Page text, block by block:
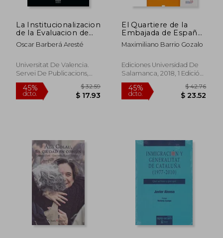
La Institucionalizacion
de la Evaluacion de
Politicas Publicas: La
Comunitat Valenciana
Comparada
Oscar Barberá Aresté
Universitat De Valencia.
Servei De Publicacions,
2020, Nuevo
45%
dcto. $ 17.93
El Quartiere de la
Embajada de España
en la Roma Moderna
Maximiliano Barrio Gozalo
Ediciones Universidad De
Salamanca, 2018, 1 Edición,
Tapa Blanda, Nuevo
45%
dcto.